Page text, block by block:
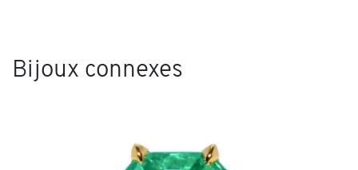
Bijoux connexes